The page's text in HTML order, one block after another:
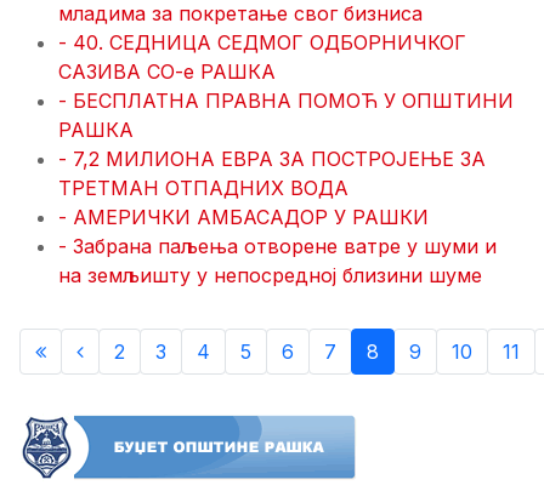
младима за покретање свог бизниса
- 40. СЕДНИЦА СЕДМОГ ОДБОРНИЧКОГ
САЗИВА СО-е РАШКА
- БЕСПЛАТНА ПРАВНА ПОМОЋ У ОПШТИНИ
РАШКА
- 7,2 МИЛИОНА ЕВРА ЗА ПОСТРОЈЕЊЕ ЗА
ТРЕТМАН ОТПАДНИХ ВОДА
- АМЕРИЧКИ АМБАСАДОР У РАШКИ
- Забрана паљења отворене ватре у шуми и
на земљишту у непосредној близини шуме
2 3 4 5 6 7 8 9 10 11